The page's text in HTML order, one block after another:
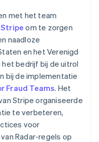
met het team
om te zorgen
naadloze
en het Verenigd
bedrijf bij de uitrol
bij de implementatie
Fraud Teams. Het
Stripe organiseerde
te verbeteren,
voor
Radar-regels op